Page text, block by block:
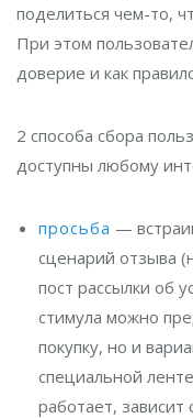
поделиться чем-то,
При этом
доверие и как
2 способа сбора
доступны любому
просьба —
сценарий отзыва
пост рассылки об
стимула можно
покупку, но и
специальной
работает,